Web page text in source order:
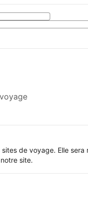
de voyage. Elle
site.